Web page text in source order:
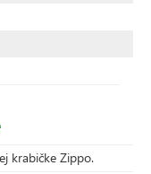
krabičke Zippo.